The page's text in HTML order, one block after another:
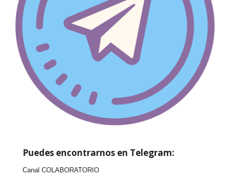
Puedes encontrarnos en Telegram:
Canal COLABORATORIO